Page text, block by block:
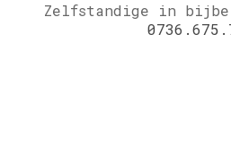
Zelfstandige in